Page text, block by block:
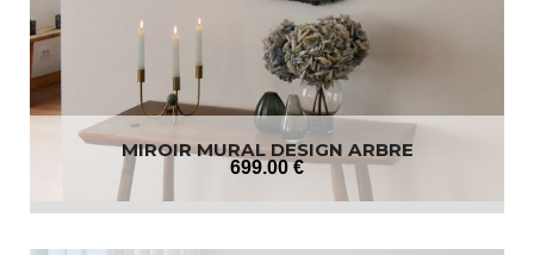
MIROIR MURAL DESIGN ARBRE
699.00 €